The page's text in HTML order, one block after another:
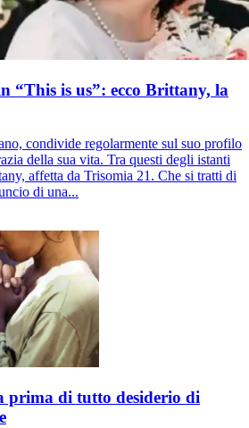
“This is us”: ecco Brittany, la
condivide regolarmente sul suo profilo
della sua vita. Tra questi degli istanti
affetta da Trisomia 21. Che si tratti di
di una...
prima di tutto desiderio di